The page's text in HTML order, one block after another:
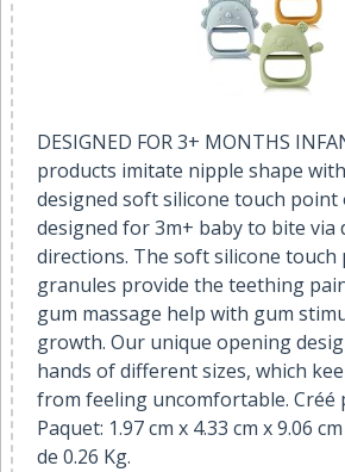
DESIGNED FOR 3+ MONTHS
products imitate nipple shape
designed soft silicone touch point
designed for 3m+ baby to bite via
directions. The soft silicone touch
granules provide the teething
gum massage help with gum
growth. Our unique opening
hands of different sizes, which
from feeling uncomfortable. Créé
Paquet: 1.97 cm x 4.33 cm x 9.06
de 0.26 Kg.